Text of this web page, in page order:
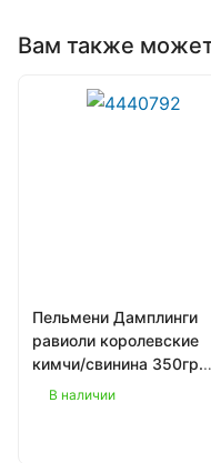
Вам также
Пельмени Дамплинги
равиоли королевские
кимчи/свинина 350гр.
"Bibigo" Корея 1/8
В наличии